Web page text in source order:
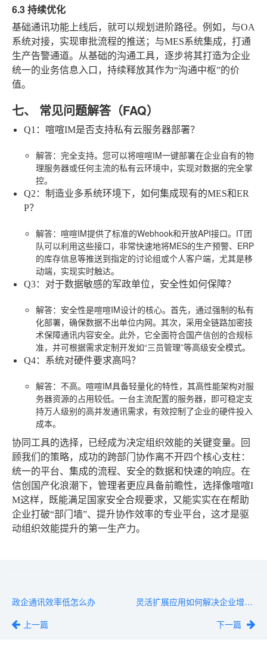
6.3 持续优化
基础通讯功能上线后，就可以规划进阶路径。例如，与OA
系统对接，实现审批流程的推送；与MES系统集成，打通
生产告警通道。从基础的沟通工具，逐步将其打造为企业
统一的业务信息入口，持续释放其作为“沟通中枢”的价
值。
七、 常见问题解答（FAQ）
Q1：喧喧IM是否支持私有云服务器部署？
解答：完全支持。您可以将喧喧IM一键部署在企业自有的物
理服务器或任何主流的私有云环境中，实现对数据的完全掌
控。
Q2：制造业多系统环境下，如何集成现有的MES和ER
P？
解答：喧喧IM提供了标准的Webhook和开放API接口。IT团
队可以利用这些接口，非常快速地将MES的生产预警、ERP
的库存信息等推送到指定的讨论组或个人客户端，尤其是移
动端，实现实时触达。
Q3：对于数据敏感的军政单位，安全性如何保障？
解答：安全性是喧喧IM设计的核心。首先，通过强制的私有
化部署，确保数据不出单位内网。其次，采用全链路加密技
术保障通讯内容安全。此外，它全面符合国产信创的合规标
准，并可根据需求定制开发如“三员管理”等高级安全模式。
Q4：系统对硬件要求高吗？
解答：不高。喧喧IM具备轻量化的特性，其高性能架构对服
务器资源的占用较低。一台主流配置的服务器，即可稳定支
持万人级别的高并发通讯需求，有效控制了企业的硬件投入
成本。
协同工具的选择，已经成为决定组织效能的关键变量。回
顾我们的策略，成功的跨部门协作离不开四个核心支柱：
统一的平台、集成的流程、安全的数据和快速的响应。在
信创国产化浪潮下，管理者更应具备前瞻性，选择像喧喧I
M这样，既能满足国家安全合规要求，又能实实在在帮助
企业打破“部门墙”、提升协作效率的专业平台，这才是驱
动组织效能提升的第一生产力。
政企通讯效率低怎么办
上一篇
灵活扩展应用如何解决企业增长难题
下一篇